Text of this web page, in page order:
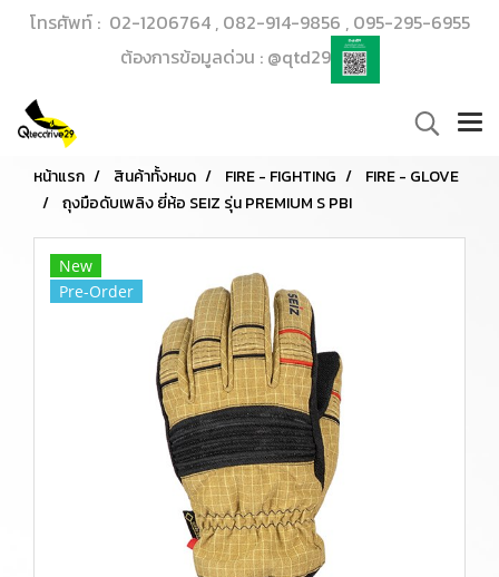
โทรศัพท์ : 02-1206764 , 082-914-9856 , 095-295-6955
ต้องการข้อมูลด่วน : @qtd29
หน้าแรก สินค้าทั้งหมด FIRE - FIGHTING
FIRE - GLOVE
ถุงมือดับเพลิง ยี่ห้อ SEIZ รุ่น PREMIUM S PBI
New
Pre-Order